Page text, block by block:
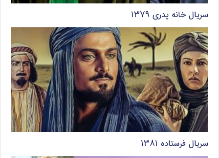
سریال خانه پدری ۱۳۷۹
سریال فرستاده ۱۳۸۱